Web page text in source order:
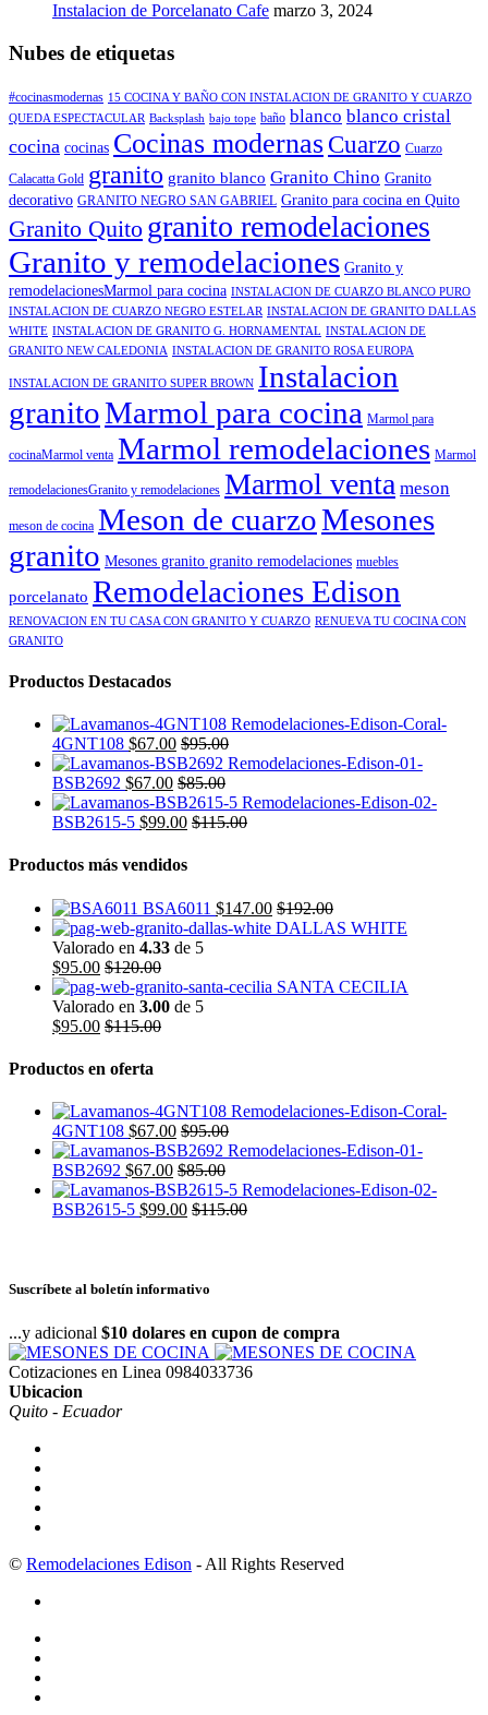
Instalacion de Porcelanato Cafe marzo 3, 2024
Nubes de etiquetas
#cocinasmodernas 15 COCINA Y BAÑO CON INSTALACION DE GRANITO Y CUARZO
QUEDA ESPECTACULAR Backsplash bajo tope baño blanco blanco cristal
cocina cocinas Cocinas modernas Cuarzo Cuarzo
Calacatta Gold granito granito blanco Granito Chino Granito
decorativo GRANITO NEGRO SAN GABRIEL Granito para cocina en Quito
Granito Quito granito remodelaciones
Granito y remodelaciones Granito y
remodelacionesMarmol para cocina INSTALACION DE CUARZO BLANCO PURO
INSTALACION DE CUARZO NEGRO ESTELAR INSTALACION DE GRANITO DALLAS
WHITE INSTALACION DE GRANITO G. HORNAMENTAL INSTALACION DE
GRANITO NEW CALEDONIA INSTALACION DE GRANITO ROSA EUROPA
INSTALACION DE GRANITO SUPER BROWN Instalacion
granitoMarmol para cocina Marmol para
cocinaMarmol venta Marmol remodelaciones Marmol
remodelacionesGranito y remodelaciones Marmol venta meson
meson de cocina Meson de cuarzoMesones
granito Mesones granito granito remodelaciones muebles
porcelanato Remodelaciones Edison
RENOVACION EN TU CASA CON GRANITO Y CUARZO RENUEVA TU COCINA CON
GRANITO
Productos Destacados
4GNT108 $67.00 $95.00
BSB2692 $67.00 $85.00
BSB2615-5 $99.00 $115.00
Productos más vendidos
BSA6011 $147.00 $192.00
DALLAS WHITE
Valorado en 4.33 de 5
$95.00 $120.00
SANTA CECILIA
Valorado en 3.00 de 5
$95.00 $115.00
Productos en oferta
4GNT108 $67.00 $95.00
BSB2692 $67.00 $85.00
BSB2615-5 $99.00 $115.00
Suscríbete al boletín informativo
...y adicional $10 dolares en cupon de compra
Cotizaciones en Linea 0984033736
Ubicacion
Quito - Ecuador
© Remodelaciones Edison - All Rights Reserved